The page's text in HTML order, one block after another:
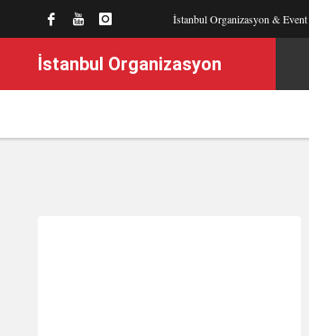
İstanbul Organizasyon & Event
İstanbul Organizasyon